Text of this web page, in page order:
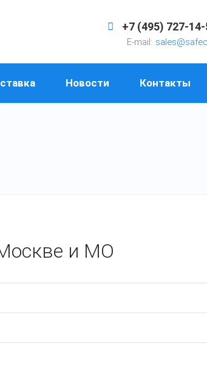
+7 (495) 727-
E-mail:
Новости Контакты
и МО